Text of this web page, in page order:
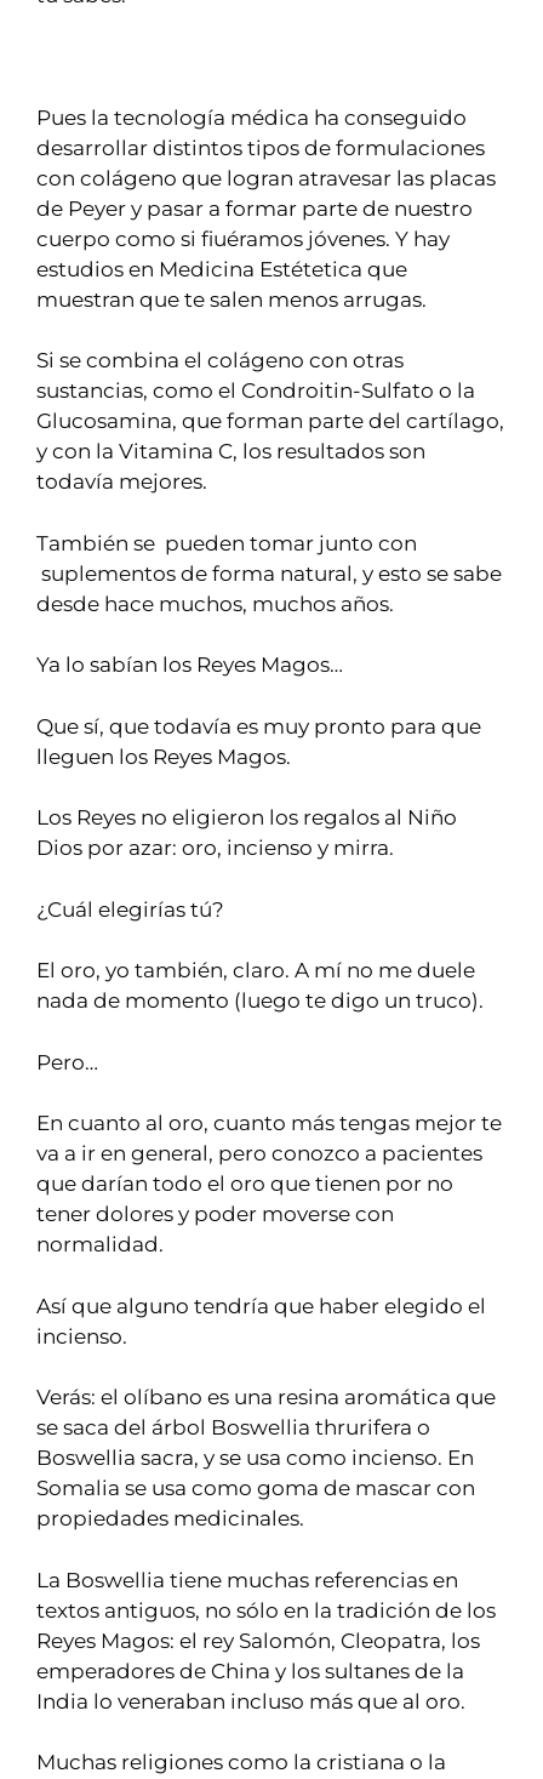
Pues la tecnología médica ha conseguido
desarrollar distintos tipos de formulaciones
con colágeno que logran atravesar las placas
de Peyer y pasar a formar parte de nuestro
cuerpo como si fiuéramos jóvenes. Y hay
estudios en Medicina Estétetica que
muestran que te salen menos arrugas.
Si se combina el colágeno con otras
sustancias, como el Condroitin-Sulfato o la
Glucosamina, que forman parte del cartílago,
y con la Vitamina C, los resultados son
todavía mejores.
También se pueden tomar junto con
suplementos de forma natural, y esto se sabe
desde hace muchos, muchos años.
Ya lo sabían los Reyes Magos…
Que sí, que todavía es muy pronto para que
lleguen los Reyes Magos.
Los Reyes no eligieron los regalos al Niño
Dios por azar: oro, incienso y mirra.
¿Cuál elegirías tú?
El oro, yo también, claro. A mí no me duele
nada de momento (luego te digo un truco).
Pero…
En cuanto al oro, cuanto más tengas mejor te
va a ir en general, pero conozco a pacientes
que darían todo el oro que tienen por no
tener dolores y poder moverse con
normalidad.
Así que alguno tendría que haber elegido el
incienso.
Verás: el olíbano es una resina aromática que
se saca del árbol Boswellia thrurifera o
Boswellia sacra, y se usa como incienso. En
Somalia se usa como goma de mascar con
propiedades medicinales.
La Boswellia tiene muchas referencias en
textos antiguos, no sólo en la tradición de los
Reyes Magos: el rey Salomón, Cleopatra, los
emperadores de China y los sultanes de la
India lo veneraban incluso más que al oro.
Muchas religiones como la cristiana o la